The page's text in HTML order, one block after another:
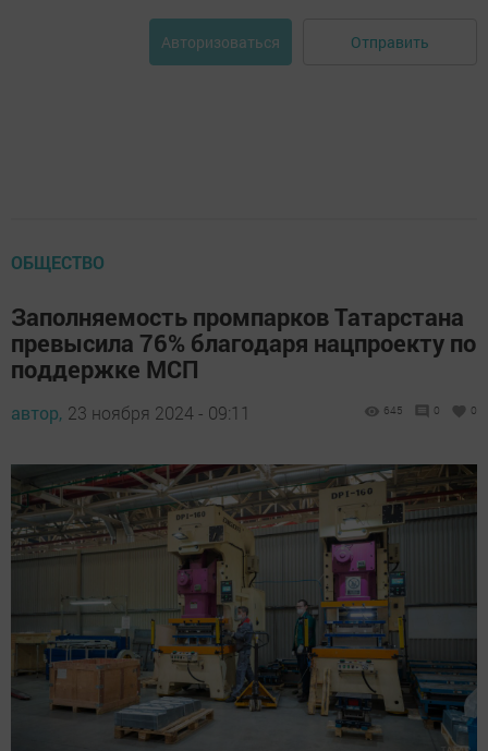
Авторизоваться Отправить
ОБЩЕСТВО
Заполняемость промпарков Татарстана
превысила 76% благодаря нацпроекту по
поддержке МСП
автор, 23 ноября 2024 - 09:11 645 0 0